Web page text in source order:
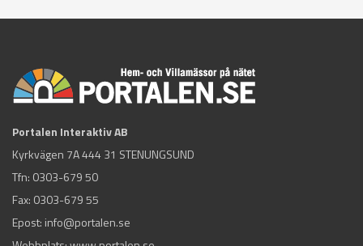
Portalen Interaktiv AB
Kyrkvägen 7A 444 31 STENUNGSUND
Tfn: 0303-679 50
Fax: 0303-679 55
Epost: info@portalen.se